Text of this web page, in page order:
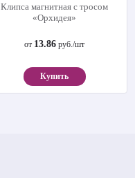
Клипса магнитная с тросом
«Орхидея»
от 13.86 руб./шт
Купить